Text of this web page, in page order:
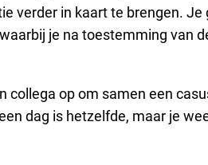
verder in kaart te brengen. Je
je na toestemming van
collega op om samen een
dag is hetzelfde, maar je